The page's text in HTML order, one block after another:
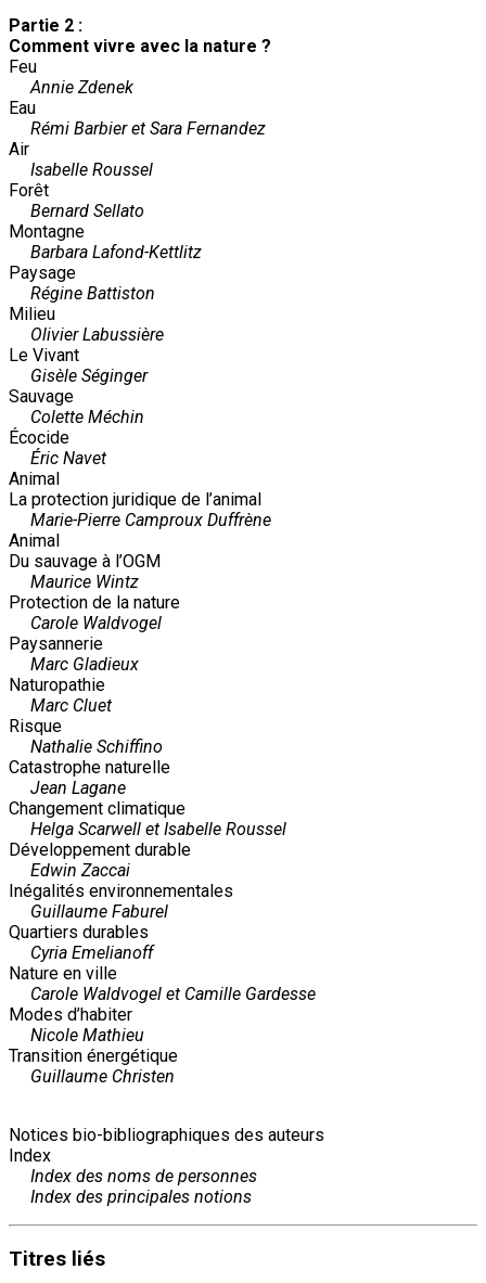
Partie 2 :
Comment vivre avec la nature ?
Feu
Annie Zdenek
Eau
Rémi Barbier et Sara Fernandez
Air
Isabelle Roussel
Forêt
Bernard Sellato
Montagne
Barbara Lafond-Kettlitz
Paysage
Régine Battiston
Milieu
Olivier Labussière
Le Vivant
Gisèle Séginger
Sauvage
Colette Méchin
Écocide
Éric Navet
Animal
La protection juridique de l’animal
Marie-Pierre Camproux Duffrène
Animal
Du sauvage à l’OGM
Maurice Wintz
Protection de la nature
Carole Waldvogel
Paysannerie
Marc Gladieux
Naturopathie
Marc Cluet
Risque
Nathalie Schiffino
Catastrophe naturelle
Jean Lagane
Changement climatique
Helga Scarwell et Isabelle Roussel
Développement durable
Edwin Zaccai
Inégalités environnementales
Guillaume Faburel
Quartiers durables
Cyria Emelianoff
Nature en ville
Carole Waldvogel et Camille Gardesse
Modes d’habiter
Nicole Mathieu
Transition énergétique
Guillaume Christen
Notices bio-bibliographiques des auteurs
Index
Index des noms de personnes
Index des principales notions
Titres liés